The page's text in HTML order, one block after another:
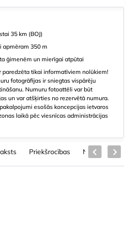
35 km (BOJ)
apmēram 350 m
ģimenēm un mierīgai atpūtai
paredzēta tikai informatīviem nolūkiem!
fotogrāfijas ir sniegtas vispārēju
Numuru fotoattēli var būt
un var atšķirties no rezervētā numura.
esošās koncepcijas ietvaros
laikā pēc viesnīcas administrācijas
Priekšrocības Numuru veidi